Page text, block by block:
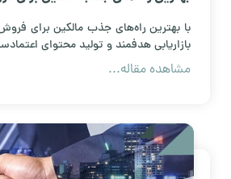
با بهترین راه‌های جذب مالکین برای
بازاریابی هدفمند و تولید محتوای
افزایش قراردادهای فروش.
مشاهده مقاله...